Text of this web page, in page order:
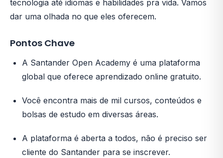
tecnologia até idiomas e habilidades pra vida. Vamos
dar uma olhada no que eles oferecem.
Pontos Chave
A Santander Open Academy é uma plataforma
global que oferece aprendizado online gratuito.
Você encontra mais de mil cursos, conteúdos e
bolsas de estudo em diversas áreas.
A plataforma é aberta a todos, não é preciso ser
cliente do Santander para se inscrever.